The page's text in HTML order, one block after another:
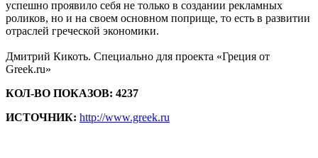
успешно проявило себя не только в создании рекламных
роликов, но и на своем основном поприще, то есть в развитии
отраслей греческой экономики.
Дмитрий Кикоть. Специально для проекта «Греция от
Greek.ru»
КОЛ-ВО ПОКАЗОВ: 4237
ИСТОЧНИК: http://www.greek.ru